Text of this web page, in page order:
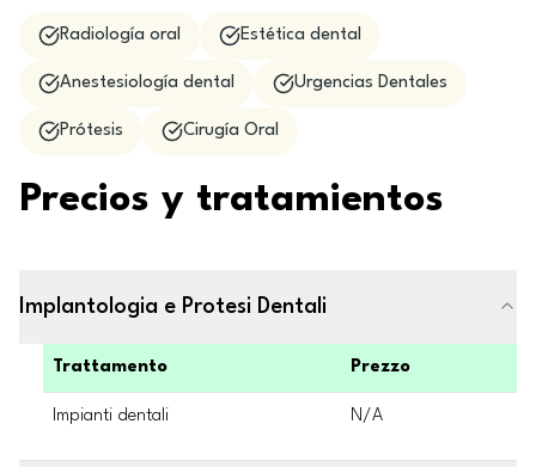
Radiología oral Estética dental
Anestesiología dental Urgencias Dentales
Prótesis Cirugía Oral
Precios y tratamientos
Implantologia e Protesi Dentali
Trattamento Prezzo
Impianti dentali N/A